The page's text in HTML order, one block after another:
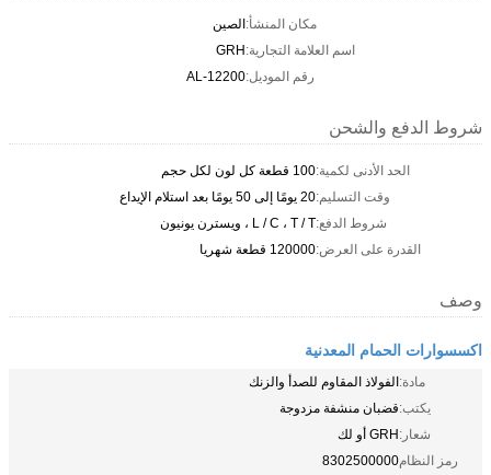
مكان المنشأ:الصين
اسم العلامة التجارية:GRH
رقم الموديل:AL-12200
شروط الدفع والشحن
الحد الأدنى لكمية:100 قطعة كل لون لكل حجم
وقت التسليم:20 يومًا إلى 50 يومًا بعد استلام الإيداع
شروط الدفع:L / C ، T / T ، ويسترن يونيون
القدرة على العرض:120000 قطعة شهريا
وصف
اكسسوارات الحمام المعدنية
مادة:الفولاذ المقاوم للصدأ والزنك
يكتب:قضبان منشفة مزدوجة
شعار:GRH أو لك
رمز النظام8302500000